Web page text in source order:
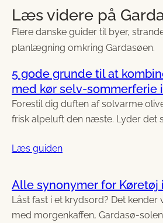
Læs videre på
Flere danske guider til byer,
planlægning omkring Gardasøen.
5 gode grunde til at
med kør selv-sommerferie
Forestil dig duften af solvarme
frisk alpeluft den næste. Lyder det
Læs guiden
Alle synonymer for Køretøj
Låst fast i et krydsord? Det kender
med morgenkaffen, Gardasø-